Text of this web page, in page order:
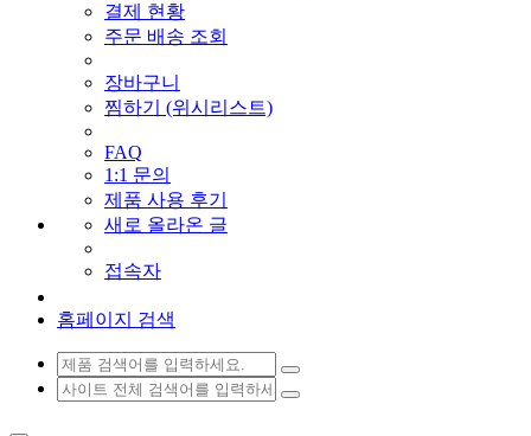
결제 현황
주문 배송 조회
장바구니
찜하기 (위시리스트)
FAQ
1:1 문의
제품 사용 후기
새로 올라온 글
접속자
홈페이지 검색